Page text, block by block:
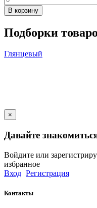
В корзину
Подборки
Глянцевый
×
Давайте
Войдите или
избранное
Вход Регистрация
Контакты